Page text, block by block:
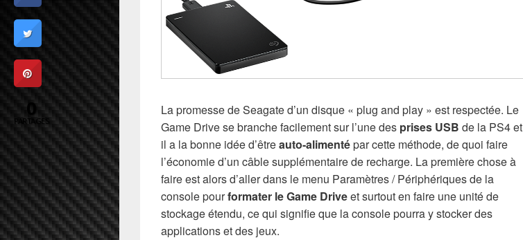
La promesse de Seagate d’un disque « plug and play » est respectée. Le
Game Drive se branche facilement sur l’une des prises USB de la PS4 et
il a la bonne idée d’êtreauto-alimentépar cette méthode, de quoi faire
l’économie d’un câble supplémentaire de recharge. La première chose à
faire est alors d’aller dans le menu Paramètres / Périphériques de la
console pourformater le Game Driveet surtout en faire une unité de
stockage étendu, ce qui signifie que la console pourra y stocker des
applications et des jeux.
0
PARTAGES